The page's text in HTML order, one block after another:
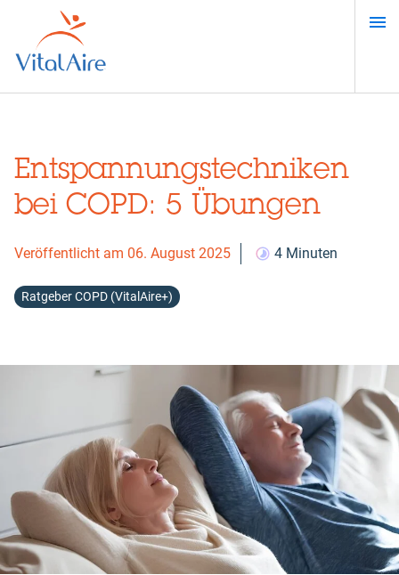
Inhalt
Entspannungstechniken
bei COPD: 5 Übungen
Veröffentlicht am 06. August 2025 4 Minuten
Ratgeber COPD (VitalAire+)